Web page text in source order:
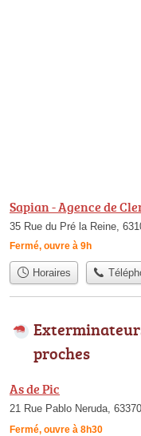
Sapian - Agence de
35 Rue du Pré la Reine,
Fermé, ouvre à 9h
Horaires
proches
As de Pic
21 Rue Pablo Neruda,
Fermé, ouvre à 8h30